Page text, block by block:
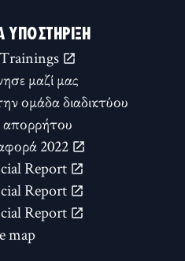
ΥΠΟΣΤΉΡΙΞΗ
μαζί μας
ομάδα διαδικτύου
απορρήτου
2022
Report
Report
Report
map